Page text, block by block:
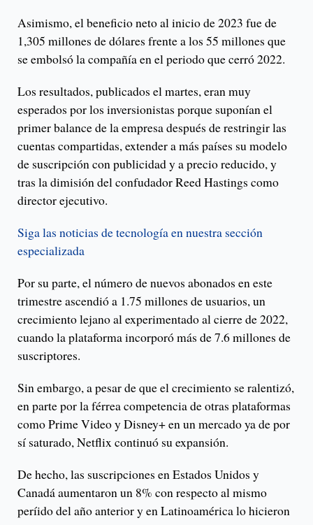
Asimismo, el beneficio neto al inicio de 2023 fue de
1,305 millones de dólares frente a los 55 millones que
se embolsó la compañía en el periodo que cerró 2022.
Los resultados, publicados el martes, eran muy
esperados por los inversionistas porque suponían el
primer balance de la empresa después de restringir las
cuentas compartidas, extender a más países su modelo
de suscripción con publicidad y a precio reducido, y
tras la dimisión del confudador Reed Hastings como
director ejecutivo.
Siga las noticias de tecnología en nuestra sección
especializada
Por su parte, el número de nuevos abonados en este
trimestre ascendió a 1.75 millones de usuarios, un
crecimiento lejano al experimentado al cierre de 2022,
cuando la plataforma incorporó más de 7.6 millones de
suscriptores.
Sin embargo, a pesar de que el crecimiento se ralentizó,
en parte por la férrea competencia de otras plataformas
como Prime Video y Disney+ en un mercado ya de por
sí saturado, Netflix continuó su expansión.
De hecho, las suscripciones en Estados Unidos y
Canadá aumentaron un 8% con respecto al mismo
períido del año anterior y en Latinoamérica lo hicieron